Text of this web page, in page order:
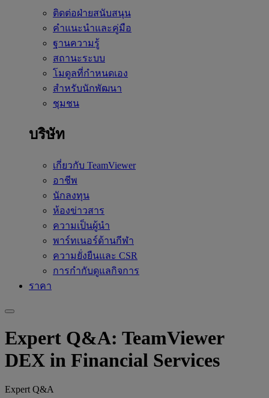
ติดต่อฝ่ายสนับสนุน
คำแนะนำและคู่มือ
ฐานความรู้
สถานะระบบ
โมดูลที่กำหนดเอง
สำหรับนักพัฒนา
ชุมชน
บริษัท
เกี่ยวกับ TeamViewer
อาชีพ
นักลงทุน
ห้องข่าวสาร
ความเป็นผู้นำ
พาร์ทเนอร์ด้านกีฬา
ความยั่งยืนและ CSR
การกำกับดูแลกิจการ
ราคา
Expert Q&A: TeamViewer
DEX in Financial Services
Expert Q&A